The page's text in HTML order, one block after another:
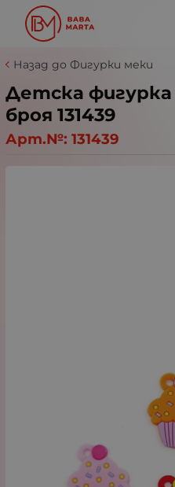
Назад до Фигурки меки
Детска фигурка
броя 131439
Арт.№: 131439